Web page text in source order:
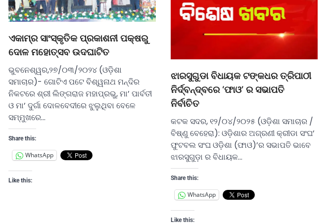
ଏକାମ୍ର ସାଂସ୍କୃତିକ ପ୍ରକାଶନୀ ପକ୍ଷରୁ
ଦୋଳ ମହୋତ୍ସବ ଉଦଘାଟିତ
ଭୁବନେଶ୍ୱର,୨୭/୦୩/୨୦୨୪ (ଓଡ଼ିଶା
ସମାଚାର)- ଗୋଟିଏ ପଟେ ବିଶ୍ୱନାଥ ମନ୍ଦିର
ନିକଟରେ ଶ୍ରୀ ଲିଙ୍ଗରାଜ ମହାପ୍ରଭୁ, ମା’ ପାର୍ବତୀ
ଓ ମା’ ଦୁର୍ଗା ଦୋଳବେଦୀରେ ଝୁଲୁଥିବା ବେଳେ
ସମ୍ମୁଖରେ…
Share this:
WhatsApp
Like this:
ଝାରସୁଗୁଡା ବିଧାୟକ ଟଙ୍କଧର ତ୍ରିପାଠୀ
ନିର୍ଦ୍ବନ୍ଦ୍ବରେ ‘ଫାଓ’ ର ସଭାପତି
ନିର୍ବାଚିତ
କଟକ ସଦର, ୧୨/୦୪/୨୦୨୫ (ଓଡ଼ିଶା ସମାଚାର /
ବିଷ୍ଣୁ ବେହେରା): ଓଡ଼ିଶାର ଅଗ୍ରଣୀ କ୍ରୀଡା ସଂଘ’
ଫୁଟବଲ ସଂଘ ଓଡ଼ିଶା (ଫାଓ)’ର ସଭାପତି ଭାବେ
ଝାରସୁଗୁଡ଼ା ର ବିଧାୟକ…
Share this:
WhatsApp
Like this: